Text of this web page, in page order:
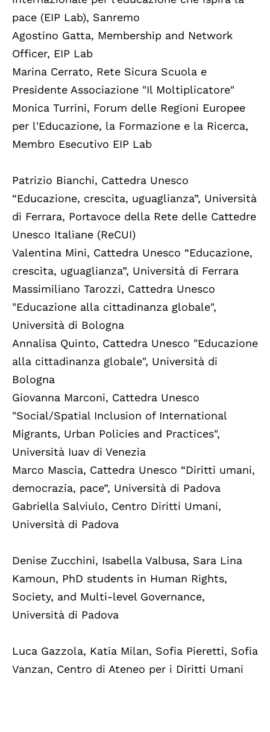
pace (EIP Lab), Sanremo
Agostino Gatta, Membership and Network
Officer, EIP Lab
Marina Cerrato, Rete Sicura Scuola e
Presidente Associazione "Il Moltiplicatore"
Monica Turrini, Forum delle Regioni Europee
per l'Educazione, la Formazione e la Ricerca,
Membro Esecutivo EIP Lab
Patrizio Bianchi, Cattedra Unesco
“Educazione, crescita, uguaglianza”, Università
di Ferrara, Portavoce della Rete delle Cattedre
Unesco Italiane (ReCUI)
Valentina Mini, Cattedra Unesco “Educazione,
crescita, uguaglianza”, Università di Ferrara
Massimiliano Tarozzi, Cattedra Unesco
"Educazione alla cittadinanza globale",
Università di Bologna
Annalisa Quinto, Cattedra Unesco "Educazione
alla cittadinanza globale", Università di
Bologna
Giovanna Marconi, Cattedra Unesco
"Social/Spatial Inclusion of International
Migrants, Urban Policies and Practices",
Università Iuav di Venezia
Marco Mascia, Cattedra Unesco “Diritti umani,
democrazia, pace”, Università di Padova
Gabriella Salviulo, Centro Diritti Umani,
Università di Padova
Denise Zucchini, Isabella Valbusa, Sara Lina
Kamoun, PhD students in Human Rights,
Society, and Multi-level Governance,
Università di Padova
Luca Gazzola, Katia Milan, Sofia Pieretti, Sofia
Vanzan, Centro di Ateneo per i Diritti Umani